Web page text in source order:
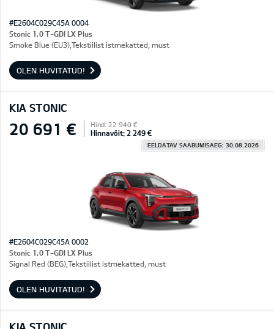
#E2604C029C45A 0004
Stonic 1,0 T-GDI LX Plus
Smoke Blue (EU3),Tekstiilist istmekatted, must
OLEN HUVITATUD!
KIA STONIC
20 691 € Hind: 22 940 €
Hinnavõit: 2 249 €
EELDATAV SAABUMISAEG: 30.08.2026
#E2604C029C45A 0002
Stonic 1,0 T-GDI LX Plus
Signal Red (BEG),Tekstiilist istmekatted, must
OLEN HUVITATUD!